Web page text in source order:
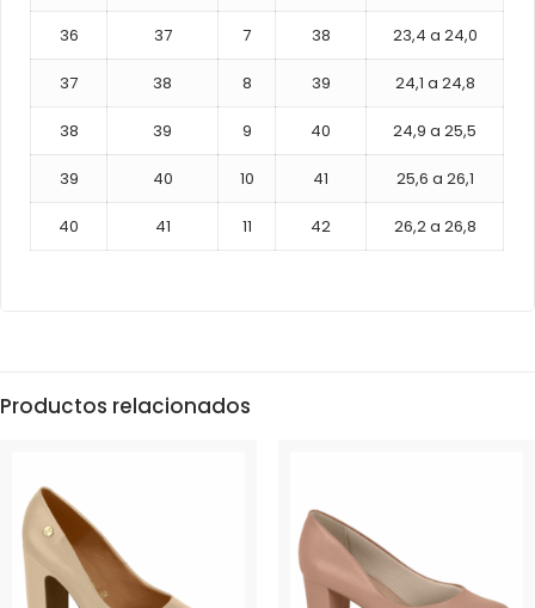
36 37 7 38 23,4 a 24,0
37 38 8 39 24,1 a 24,8
38 39 9 40 24,9 a 25,5
39 40 10 41 25,6 a 26,1
40 41 11 42 26,2 a 26,8
Productos relacionados